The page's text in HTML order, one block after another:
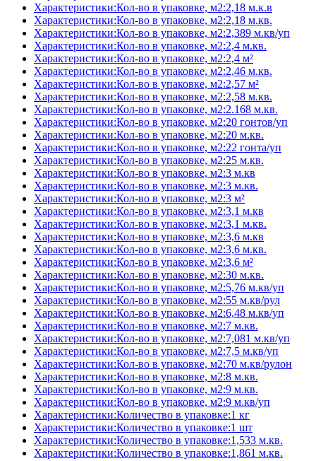
Характеристики:Кол-во в упаковке, м2:2,18 м.к.в
Характеристики:Кол-во в упаковке, м2:2,18 м.кв.
Характеристики:Кол-во в упаковке, м2:2,389 м.кв/уп
Характеристики:Кол-во в упаковке, м2:2,4 м.кв.
Характеристики:Кол-во в упаковке, м2:2,4 м²
Характеристики:Кол-во в упаковке, м2:2,46 м.кв.
Характеристики:Кол-во в упаковке, м2:2,57 м²
Характеристики:Кол-во в упаковке, м2:2,58 м.кв.
Характеристики:Кол-во в упаковке, м2:2.168 м.кв.
Характеристики:Кол-во в упаковке, м2:20 гонтов/уп
Характеристики:Кол-во в упаковке, м2:20 м.кв.
Характеристики:Кол-во в упаковке, м2:22 гонта/уп
Характеристики:Кол-во в упаковке, м2:25 м.кв.
Характеристики:Кол-во в упаковке, м2:3 м.кв
Характеристики:Кол-во в упаковке, м2:3 м.кв.
Характеристики:Кол-во в упаковке, м2:3 м²
Характеристики:Кол-во в упаковке, м2:3,1 м.кв
Характеристики:Кол-во в упаковке, м2:3,1 м.кв.
Характеристики:Кол-во в упаковке, м2:3,6 м.кв
Характеристики:Кол-во в упаковке, м2:3,6 м.кв.
Характеристики:Кол-во в упаковке, м2:3,6 м²
Характеристики:Кол-во в упаковке, м2:30 м.кв.
Характеристики:Кол-во в упаковке, м2:5,76 м.кв/уп
Характеристики:Кол-во в упаковке, м2:55 м.кв/рул
Характеристики:Кол-во в упаковке, м2:6,48 м.кв/уп
Характеристики:Кол-во в упаковке, м2:7 м.кв.
Характеристики:Кол-во в упаковке, м2:7,081 м.кв/уп
Характеристики:Кол-во в упаковке, м2:7,5 м.кв/уп
Характеристики:Кол-во в упаковке, м2:70 м.кв/рулон
Характеристики:Кол-во в упаковке, м2:8 м.кв.
Характеристики:Кол-во в упаковке, м2:9 м.кв.
Характеристики:Кол-во в упаковке, м2:9 м.кв/уп
Характеристики:Количество в упаковке:1 кг
Характеристики:Количество в упаковке:1 шт
Характеристики:Количество в упаковке:1,533 м.кв.
Характеристики:Количество в упаковке:1,861 м.кв.